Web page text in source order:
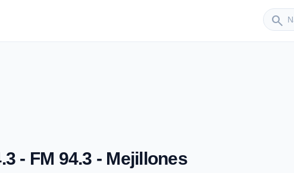
search
- FM 94.3 - Mejillones